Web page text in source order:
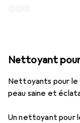
Nettoyant
Nettoyants pour le
peau saine et
Un nettoyant pour